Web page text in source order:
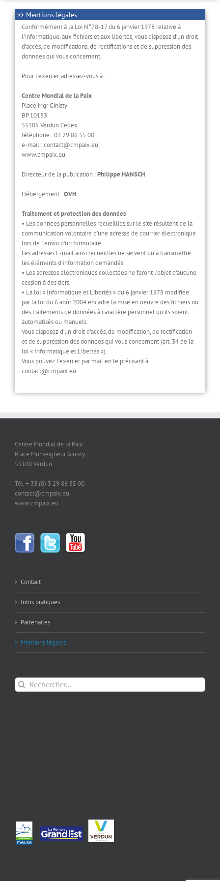
>> Mentions légales
Conformément à la Loi N°78-17 du 6 janvier 1978 relative à
l’informatique, aux fichiers et aux libertés, vous disposez d’un droit
d’accès, de modifications, de rectifications et de suppression des
données qui vous concernent.
Pour l’exercer, adressez-vous à :
Centre Mondial de la Paix
Place Mgr Ginisty
BP 10183
55105 Verdun Cedex
téléphone : 03 29 86 55 00
e-mail : contact@cmpaix.eu
www.cmpaix.eu
Directeur de la publication :Philippe HANSCH
Hébergement :OVH
Traitement et protection des données
• Les données personnelles recueillies sur le site résultent de la
communication volontaire d’une adresse de courrier électronique
lors de l’envoi d’un formulaire.
Les adresses E-mail ainsi recueillies ne servent qu’à transmettre
les éléments d’information demandés.
• Les adresses électroniques collectées ne feront l’objet d’aucune
cession à des tiers.
• La loi « Informatique et Libertés » du 6 janvier 1978 modifiée
par la loi du 6 août 2004 encadre la mise en oeuvre des fichiers ou
des traitements de données à caractère personnel qu’ils soient
automatisés ou manuels.
Vous disposez d’un droit d’accès, de modification, de rectification
et de suppression des données qui vous concernent (art. 34 de la
loi « Informatique et Libertés »).
Vous pouvez l’exercer par mail en le précisant à
contact@cmpaix.eu
Centre Mondial de la Paix
Place Monseigneur Ginisty
55100 Verdun
Tél. + 33 (0) 3 29 86 55 00
contact@cmpaix.eu
www.cmpaix.eu
Contact
Infos pratiques
Partenaires
Mentions légales
Rechercher: